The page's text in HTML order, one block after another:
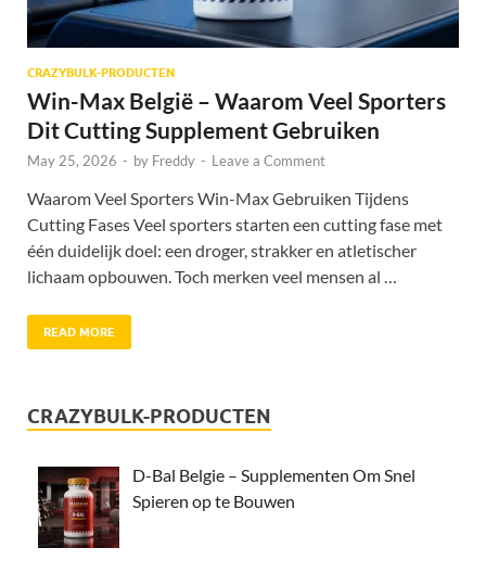
CRAZYBULK-PRODUCTEN
Win-Max België – Waarom Veel Sporters
Dit Cutting Supplement Gebruiken
May 25, 2026 - by Freddy - Leave a Comment
Waarom Veel Sporters Win-Max Gebruiken Tijdens
Cutting Fases Veel sporters starten een cutting fase met
één duidelijk doel: een droger, strakker en atletischer
lichaam opbouwen. Toch merken veel mensen al …
READ MORE
CRAZYBULK-PRODUCTEN
D-Bal Belgie – Supplementen Om Snel
Spieren op te Bouwen